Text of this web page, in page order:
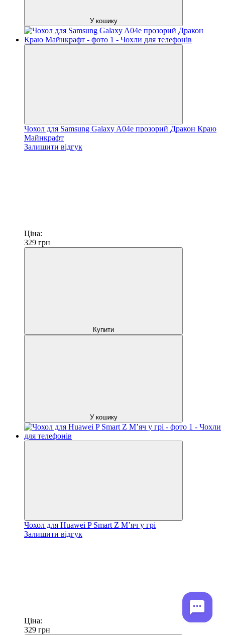
У кошику
Чохол для Samsung Galaxy A04e прозорий Дракон Краю
Майнкрафт
Залишити відгук
Ціна:
329 грн
Купити
У кошику
Чохол для Huawei P Smart Z М’яч у грі
Залишити відгук
Ціна:
329 грн